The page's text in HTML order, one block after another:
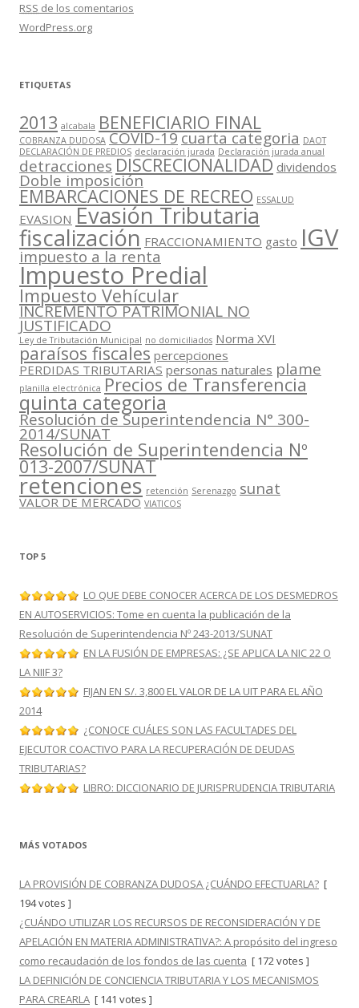
RSS de los comentarios
WordPress.org
ETIQUETAS
2013 alcabala BENEFICIARIO FINAL
COBRANZA DUDOSA COVID-19cuarta categoria DAOT
DECLARACIÓN DE PREDIOS declaración jurada Declaración jurada anual
detracciones DISCRECIONALIDAD dividendos
Doble imposición
EMBARCACIONES DE RECREO ESSALUD
EVASION Evasión Tributaria
fiscalización FRACCIONAMIENTO gasto IGV
impuesto a la renta
Impuesto Predial
Impuesto Vehícular
INCREMENTO PATRIMONIAL NO
JUSTIFICADO
Ley de Tributación Municipal no domiciliados Norma XVI
paraísos fiscales percepciones
PERDIDAS TRIBUTARIAS personas naturales plame
planilla electrónica Precios de Transferencia
quinta categoria
Resolución de Superintendencia N° 300-
2014/SUNAT
Resolución de Superintendencia Nº
013-2007/SUNAT
retenciones retención Serenazgo sunat
VALOR DE MERCADO VIATICOS
TOP 5
LO QUE DEBE CONOCER ACERCA DE LOS DESMEDROS
EN AUTOSERVICIOS: Tome en cuenta la publicación de la
Resolución de Superintendencia Nº 243-2013/SUNAT
EN LA FUSIÓN DE EMPRESAS: ¿SE APLICA LA NIC 22 O
LA NIIF 3?
FIJAN EN S/. 3,800 EL VALOR DE LA UIT PARA EL AÑO
2014
¿CONOCE CUÁLES SON LAS FACULTADES DEL
EJECUTOR COACTIVO PARA LA RECUPERACIÓN DE DEUDAS
TRIBUTARIAS?
LIBRO: DICCIONARIO DE JURISPRUDENCIA TRIBUTARIA
MÁS VOTADOS
LA PROVISIÓN DE COBRANZA DUDOSA ¿CUÁNDO EFECTUARLA? [
194 votes ]
¿CUÁNDO UTILIZAR LOS RECURSOS DE RECONSIDERACIÓN Y DE
APELACIÓN EN MATERIA ADMINISTRATIVA?: A propósito del ingreso
como recaudación de los fondos de las cuenta [ 172 votes ]
LA DEFINICIÓN DE CONCIENCIA TRIBUTARIA Y LOS MECANISMOS
PARA CREARLA [ 141 votes ]